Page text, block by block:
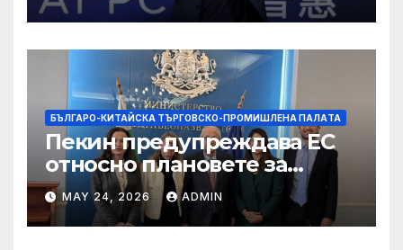
БЪЛГАРО-КИТАЙСКА ТЪРГОВСКО-ПРОМИШЛЕНА ПАЛAТА
Пекин предупреждава ЕС
относно плановете за
насочване към китайски
продукти
MAY 24, 2026 ADMIN